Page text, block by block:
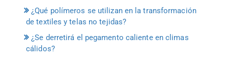
¿Qué polímeros se utilizan en la transformación
de textiles y telas no tejidas?
¿Se derretirá el pegamento caliente en climas
cálidos?